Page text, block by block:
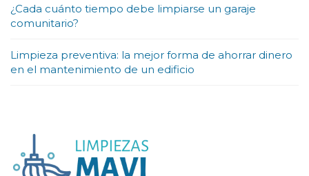
¿Cada cuánto tiempo debe limpiarse un garaje
comunitario?
Limpieza preventiva: la mejor forma de ahorrar dinero
en el mantenimiento de un edificio